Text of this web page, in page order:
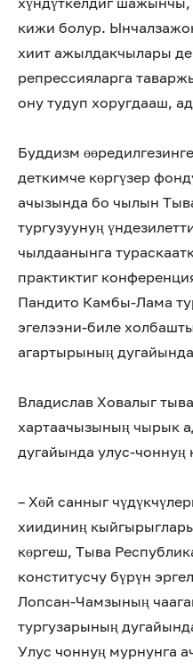
кижи болур.
хиит ажылдакчылары
репрессияларга
ону тудуп хоругдааш,
Буддизм
деткимче көргүзер
ачызында бо чылын
тургузуунуң
чылдаанынга
практиктиг
Пандито Камбы-Лама
эгелээни-биле
агартырының
Владислав Ховалыг
хартаачызының чырык
дугайында улус-
– Хөй санныг
хиидиниң
көргеш, Тыва
конститусчу бүрүн
Лопсан-Чамзының
тургузарының
Улус чоннуң мурнунга